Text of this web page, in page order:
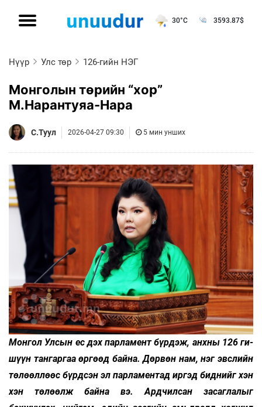
30°C 3593.87$
Нүүр Улс төр 126-гийн НЭГ
Монголын төрийн “хор”
М.Нарантуяа-Нара
С.Туул 2026-04-27 09:30 5 мин унших
Монгол Улсын ес дэх парламент бүрдэж, анхны 126 ги­
шүүн тангаргаа өргөөд байна. Дөр­вөн нам, нэг эвс­лийн
төлөөллөөс бүрдсэн эл пар­ламен­тад иргэд бид­нийг хэн
хэн төлөөлж байна вэ. Ардчил­сан засаглалыг